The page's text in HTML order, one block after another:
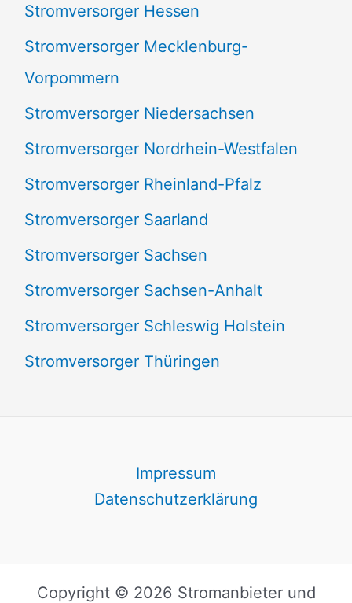
Stromversorger Hessen
Stromversorger Mecklenburg-
Vorpommern
Stromversorger Niedersachsen
Stromversorger Nordrhein-Westfalen
Stromversorger Rheinland-Pfalz
Stromversorger Saarland
Stromversorger Sachsen
Stromversorger Sachsen-Anhalt
Stromversorger Schleswig Holstein
Stromversorger Thüringen
Impressum
Datenschutzerklärung
Copyright © 2026 Stromanbieter und